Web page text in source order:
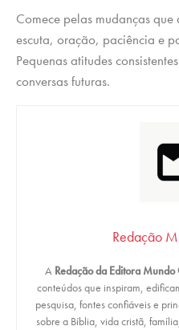
Comece pelas mudanças
escuta, oração, paciência e
Pequenas atitudes
conversas futuras.
Redação
A Redação da Editora Mundo
conteúdos que inspiram,
pesquisa, fontes confiáveis e
sobre a Bíblia, vida cristã,